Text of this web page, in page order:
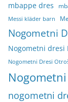
mbappe dres
Messi kläder barn
Nogometni
Nogometni dresi
Nogometni Dresi
nogometni